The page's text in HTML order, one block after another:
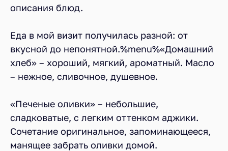
описания блюд.
Еда в мой визит получилась разной: от
вкусной до непонятной.%menu%«Домашний
хлеб» – хороший, мягкий, ароматный. Масло
– нежное, сливочное, душевное.
«Печеные оливки» – небольшие,
сладковатые, с легким оттенком аджики.
Сочетание оригинальное, запоминающееся,
манящее забрать оливки домой.